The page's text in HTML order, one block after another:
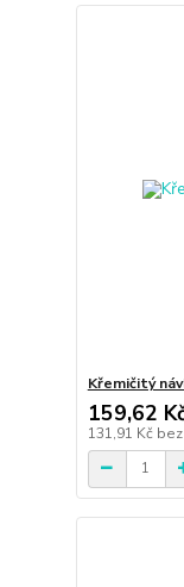
Křemičitý
159,62
131,91 Kč